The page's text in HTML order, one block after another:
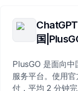
国
PlusGO 是面向
服务平台。使用
付，平均 2 分钟